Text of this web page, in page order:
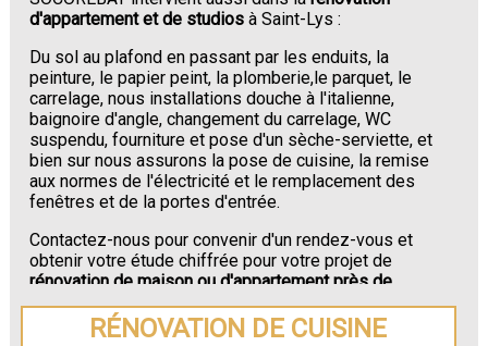
d'appartement et de studios à Saint-Lys :
Du sol au plafond en passant par les enduits, la
peinture, le papier peint, la plomberie,le parquet, le
carrelage, nous installations douche à l'italienne,
baignoire d'angle, changement du carrelage, WC
suspendu, fourniture et pose d'un sèche-serviette, et
bien sur nous assurons la pose de cuisine, la remise
aux normes de l'électricité et le remplacement des
fenêtres et de la portes d'entrée.
Contactez-nous pour convenir d'un rendez-vous et
obtenir votre étude chiffrée pour votre projet de
rénovation de maison ou d'appartement près de
Saint-Lys.
RÉNOVATION DE CUISINE